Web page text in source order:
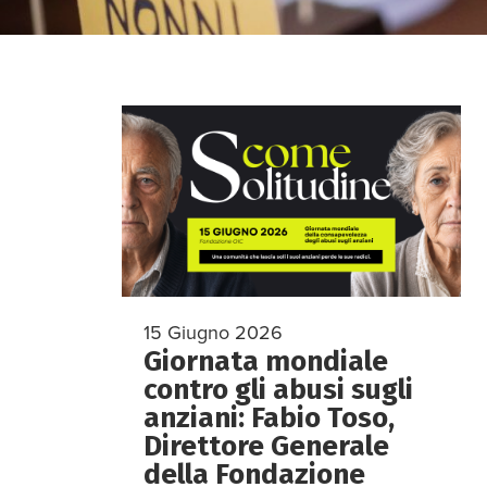
15 Giugno 2026
Giornata mondiale
contro gli abusi sugli
anziani: Fabio Toso,
Direttore Generale
della Fondazione